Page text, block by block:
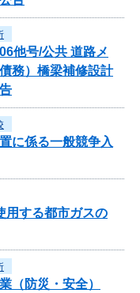
他号/公共 道路メ
務）橋梁補修設計
に係る一般競争入
用する都市ガスの
（防災・安全）